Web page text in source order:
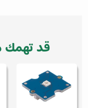
قد تهمك